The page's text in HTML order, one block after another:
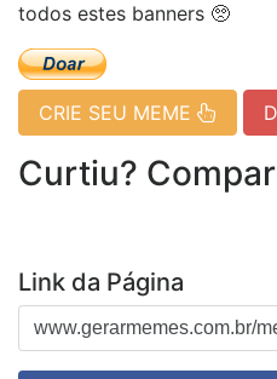
todos estes banners 🥺
CRIE SEU MEME
Curtiu?
Link da Página